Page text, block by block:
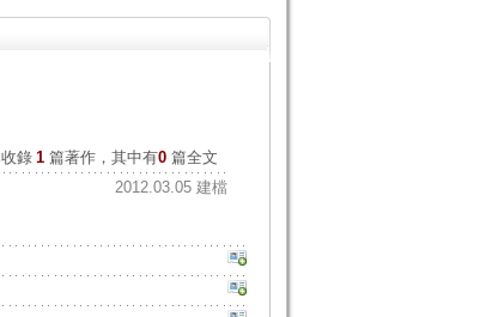
錄 1 篇著作，其中有0篇全文
2012.03.05 建檔